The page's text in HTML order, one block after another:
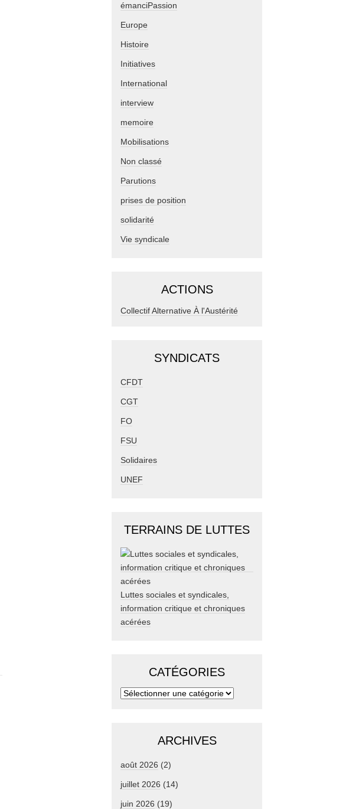
émanciPassion
Europe
Histoire
Initiatives
International
interview
memoire
Mobilisations
Non classé
Parutions
prises de position
solidarité
Vie syndicale
ACTIONS
Collectif Alternative À l'Austérité
SYNDICATS
CFDT
CGT
FO
FSU
Solidaires
UNEF
TERRAINS DE LUTTES
Luttes sociales et syndicales,
information critique et chroniques
acérées
CATÉGORIES
ARCHIVES
août 2026 (2)
juillet 2026 (14)
juin 2026 (19)